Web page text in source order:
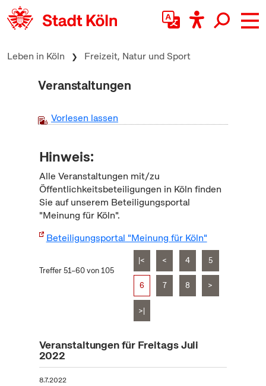
zum Inhalt springen
Leben in Köln Freizeit, Natur und Sport
Veranstaltungen
Vorlesen lassen
Hinweis:
Alle Veranstaltungen mit/zu
Öffentlichkeitsbeteiligungen in Köln finden
Sie auf unserem Beteiligungsportal
"Meinung für Köln".
Beteiligungsportal "Meinung für Köln"
Treffer 51–60 von 105
|< < 4 5
6 7 8 >
>|
Veranstaltungen für Freitags Juli
2022
8.7.2022